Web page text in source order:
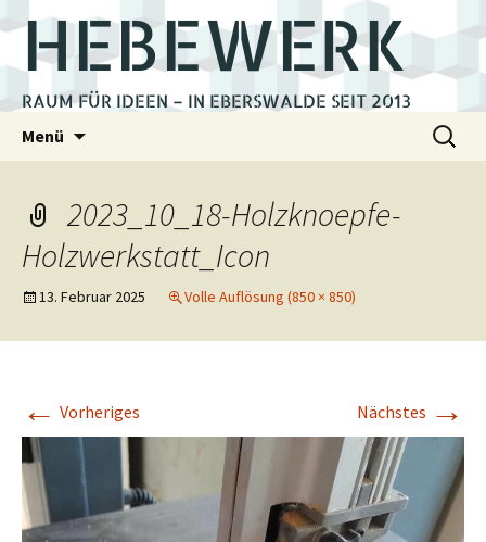
HEBEWERK
RAUM FÜR IDEEN – IN EBERSWALDE SEIT 2013
Menü
Suchen
nach:
2023_10_18-Holzknoepfe-
Holzwerkstatt_Icon
13. Februar 2025 Volle Auflösung (850 × 850)
← Vorheriges Nächstes →